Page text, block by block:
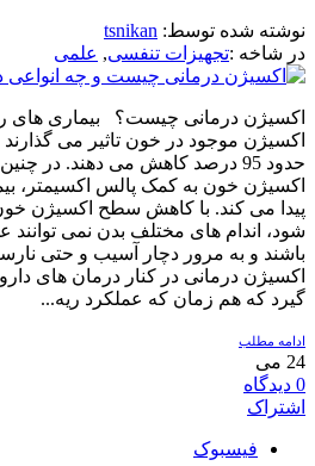
نوشته شده توسط: tsnikan
در شاخه :تجهیزات تنفسی, علمی
اکسیژن درمانی چیست؟ بیماری های
اکسیژن موجود در خون تاثیر می
حدود 95 درصد کاهش می دهند. در
اکسیژن خون به کمک پالس اکسیمتر،
پیدا می کند. با کاهش سطح اکسیژن
شود، اندام های مختلف بدن نمی توانند
باشند و به مرور دچار آسیب و حتی
اکسیژن درمانی در کنار درمان های
گیرد که هم زمان که عملکرد ریه...
ادامه مطلب
24 می
0 دیدگاه
اشتراک
فیسبوک